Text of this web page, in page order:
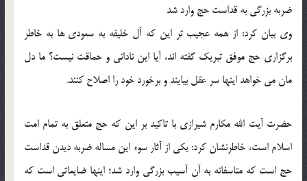
ضربه بزرگی به قداست حج وارد شد
وی بیان کرد: از همه عجیب تر این که آل خلیفه به سعودی ها به خاطر
برگزاری حج موفق تبریک گفته اند، آیا این نادانی و حماقت نیست؟ ما دل
مان می خواهد اینها سر عقل بیایند و برخورد خود را اصلاح کنند.
حضرت آیت الله مکارم شیرازی با تاکید بر این که حج متعلق به تمام امت
اسلام است، خاطرنشان کرد: یکی از آثار سوء این مساله ضربه دیدن قداست
حج است که متاسفانه به آن آسیب بزرگی وارد شد؛ اینها ضایعاتی است که